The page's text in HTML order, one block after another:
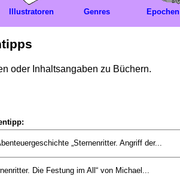
oder Inhaltsangaben zu Büchern.
„Sternenritter. Angriff der...
Die Festung im All“ von Michael...
Illustratoren Genres Epochen